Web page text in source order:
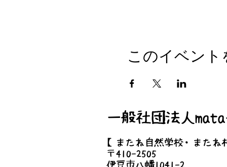
このイベント
一般社団法人
【またね自然学校・またね
〒410-2505
伊豆市八幡1041-2